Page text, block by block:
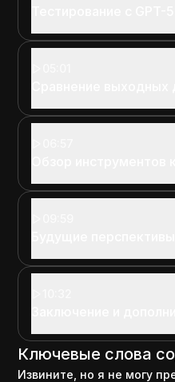
Ключевые слова
Извините, но я не могу